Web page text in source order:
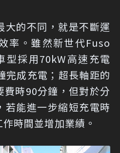
大的不同，就是不斷運
率。雖然新世代Fuso
型採用70kW高速充電
完成充電；超長軸距的
費時90分鐘，但對於分
若能進一步縮短充電時
時間並增加業績。